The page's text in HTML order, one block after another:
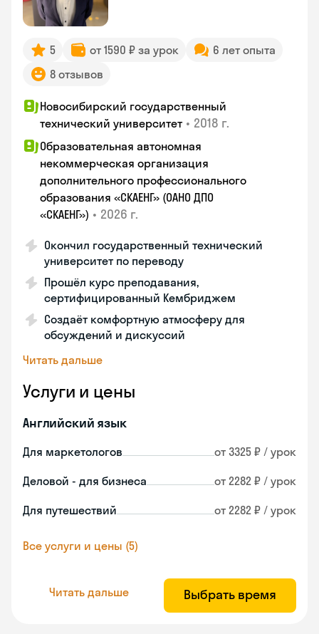
5 от 1590 ₽ за урок
6 лет опыта
8 отзывов
Новосибирский государственный
технический университет • 2018 г.
Образовательная автономная
некоммерческая организация
дополнительного профессионального
образования «СКАЕНГ» (ОАНО ДПО
«СКАЕНГ») • 2026 г.
Окончил государственный технический
университет по переводу
Прошёл курс преподавания,
сертифицированный Кембриджем
Создаёт комфортную атмосферу для
обсуждений и дискуссий
Читать дальше
Услуги и цены
Английский язык
Для маркетологов от 3325 ₽ / урок
Деловой - для бизнеса от 2282 ₽ / урок
Для путешествий от 2282 ₽ / урок
Все услуги и цены (5)
Читать дальше Выбрать время